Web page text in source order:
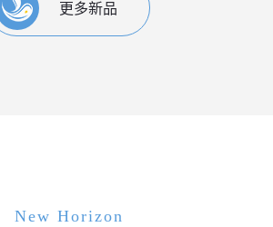
更多新品
New Horizon